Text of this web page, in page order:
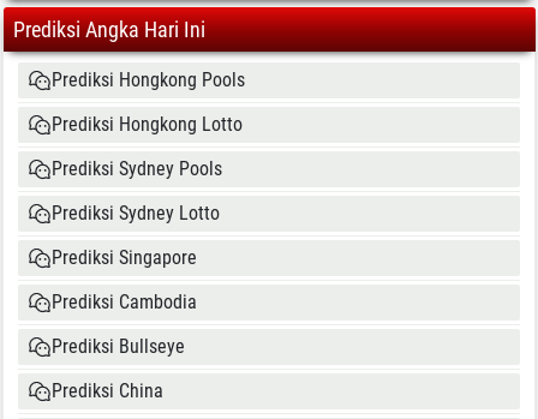
Prediksi Angka Hari Ini
Prediksi Hongkong Pools
Prediksi Hongkong Lotto
Prediksi Sydney Pools
Prediksi Sydney Lotto
Prediksi Singapore
Prediksi Cambodia
Prediksi Bullseye
Prediksi China